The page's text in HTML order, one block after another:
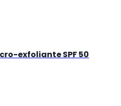
exfoliante SPF 50